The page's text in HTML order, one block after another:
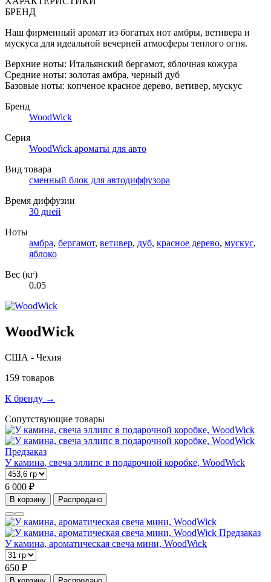
БРЕНД
Наш фирменный аромат из богатых нот амбры, ветивера и
мускуса для идеальной вечерней атмосферы теплого огня.
Верхние ноты: Итальянский бергамот, яблочная кожура
Средние ноты: золотая амбра, черный дуб
Базовые ноты: копченое красное дерево, ветивер, мускус
Бренд
WoodWick
Серия
WoodWick ароматы для авто
Вид товара
сменный блок для автодиффузора
Время диффузии
30 дней
Ноты
амбра, бергамот, ветивер, дуб, красное дерево, мускус,
яблоко
Вес (кг)
0.05
WoodWick
США - Чехия
159 товаров
К бренду →
Сопутствующие товары
Предзаказ
У камина, свеча эллипс в подарочной коробке, WoodWick
6 000 ₽
В корзину Распродано
Предзаказ
У камина, ароматическая свеча мини, WoodWick
650 ₽